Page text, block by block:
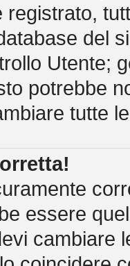
registrato,
del
Utente;
potrebbe
tutte
essere
cambiare